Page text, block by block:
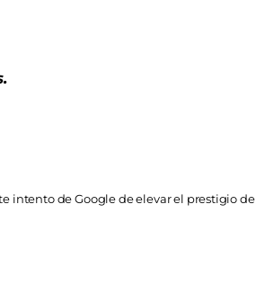
intento de Google de elevar el prestigio de